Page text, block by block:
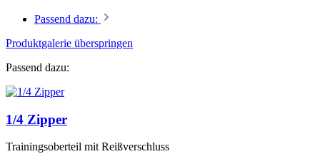
Passend dazu:
Produktgalerie überspringen
Passend dazu:
1/4 Zipper
Trainingsoberteil mit Reißverschluss